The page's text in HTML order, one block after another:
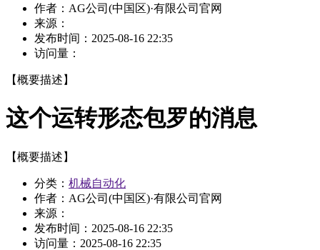
作者：AG公司(中国区)·有限公司官网
来源：
发布时间： 2025-08-16 22:35
访问量：
【概要描述】
这个运转形态包罗的消息
【概要描述】
分类： 机械自动化
作者：AG公司(中国区)·有限公司官网
来源：
发布时间： 2025-08-16 22:35
访问量： 2025-08-16 22:35